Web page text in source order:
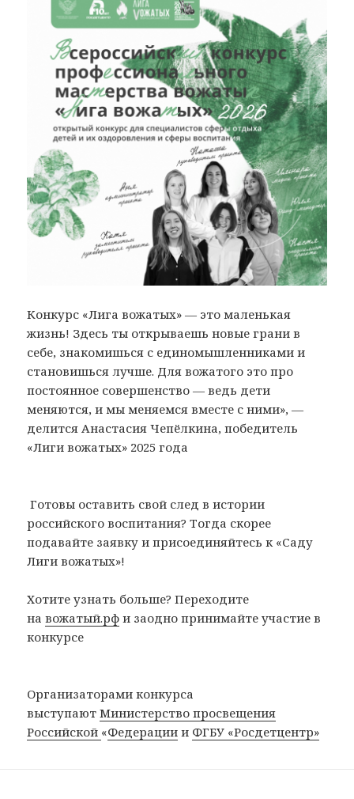
Конкурс «Лига вожатых» — это маленькая
жизнь! Здесь ты открываешь новые грани в
себе, знакомишься с единомышленниками и
становишься лучше. Для вожатого это про
постоянное совершенство — ведь дети
меняются, и мы меняемся вместе с ними», —
делится Анастасия Чепёлкина, победитель
«Лиги вожатых» 2025 года
Готовы оставить свой след в истории
российского воспитания? Тогда скорее
подавайте заявку и присоединяйтесь к «Саду
Лиги вожатых»!
Хотите узнать больше? Переходите
навожатый.рф и заодно принимайте участие в
конкурсе
Организаторами конкурса
выступаютМинистерство просвещения
Российской «Федерации и ФГБУ «Росдетцентр»